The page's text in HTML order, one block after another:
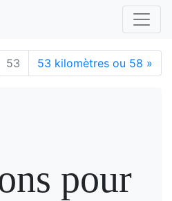
53 53 kilomètres ou 58 »
pour